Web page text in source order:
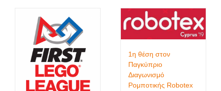
1η θέση στον
Παγκύπριο
Διαγωνισμό
Ρομποτικής Robotex